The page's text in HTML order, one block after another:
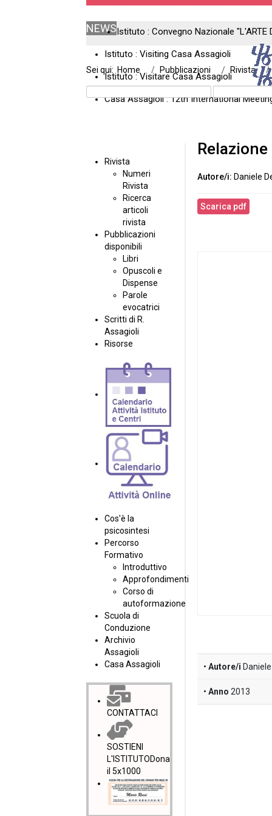
NEWSIstituto : Convegno Nazionale
Istituto : Visiting Casa Assagioli
Istituto : Visitare Casa Assagioli
Casa Assagioli : 12th International
Sei qui: Home Pubblicazioni Rivista
Rivista
Numeri
Rivista
Ricerca
articoli
rivista
Pubblicazioni
disponibili
Libri
Opuscoli e
Dispense
Parole
evocatrici
Scritti di R.
Assagioli
Risorse
Cos'è la
psicosintesi
Percorso
Formativo
Introduttivo
Approfondimenti
Corso di
autoformazione
Scuola di
Conduzione
Archivio
Assagioli
Casa Assagioli
CONTATTACI
SOSTIENI
L'ISTITUTODona
il 5x1000
Daniele
Scarica pdf
Autore/i
Anno 2013